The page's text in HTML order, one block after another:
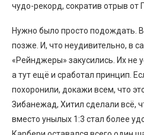
чудо-рекорд, сократив отрыв от
Нужно было просто подождать.
позже. И, что неудивительно, в
«Рейнджеры» закусились. Их не
а тут ещё и сработал принцип.
похоронили, докажи всем, что
Зибанежад, Хитил сделали всё,
вместо унылых 1:3 стал более